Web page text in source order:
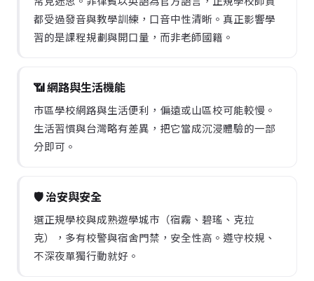
都受過發音與教學訓練，口音中性清晰。真正影響學
習的是課程規劃與開口量，而非老師國籍。
📶 網路與生活機能
市區學校網路與生活便利，偏遠或山區校可能較慢。
生活習慣與台灣略有差異，把它當成沉浸體驗的一部
分即可。
🛡️ 治安與安全
選正規學校與成熟遊學城市（宿霧、碧瑤、克拉
克），多有校警與宿舍門禁，安全性高。遵守校規、
不深夜單獨行動就好。